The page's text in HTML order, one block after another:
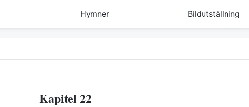
Hymner Bildutställning
Kapitel 22